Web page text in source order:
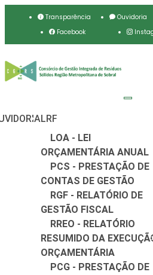
Transparência Ouvidoria
Facebook
LRF
LOA - LEI
ORÇAMENTÁRIA ANUAL
PCS - PRESTAÇÃO DE
CONTAS DE GESTÃO
RGF - RELATÓRIO DE
GESTÃO FISCAL
RREO - RELATÓRIO
RESUMIDO DA
ORÇAMENTÁRIA
PCG - PRESTAÇÃO DE